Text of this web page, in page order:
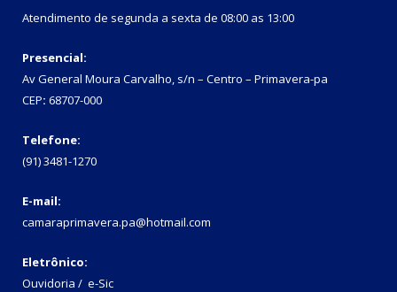
Atendimento de segunda a sexta de 08:00 as 13:00
Presencial:
Av General Moura Carvalho, s/n – Centro – Primavera-pa
CEP: 68707-000
Telefone:
(91) 3481-1270
E-mail:
camaraprimavera.pa@hotmail.com
Eletrônico:
Ouvidoria / e-Sic